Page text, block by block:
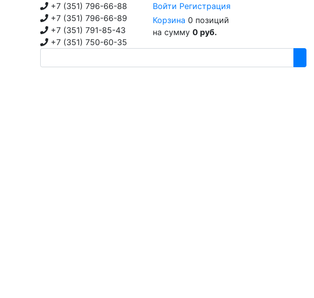
+7 (351) 796-66-88
+7 (351) 796-66-89
+7 (351) 791-85-43
+7 (351) 750-60-35
Войти Регистрация
Корзина 0 позиций
на сумму 0 руб.